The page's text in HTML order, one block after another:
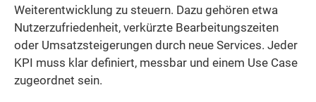
Weiterentwicklung zu steuern. Dazu gehören etwa
Nutzerzufriedenheit, verkürzte Bearbeitungszeiten
oder Umsatzsteigerungen durch neue Services. Jeder
KPI muss klar definiert, messbar und einem Use Case
zugeordnet sein.